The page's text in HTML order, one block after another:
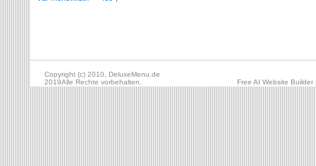
Copyright (c) 2010, DeluxeMenu.de
2019Alle Rechte vorbehalten.
Free AI Website Builder